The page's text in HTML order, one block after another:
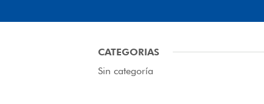
CATEGORIAS
Sin categoría